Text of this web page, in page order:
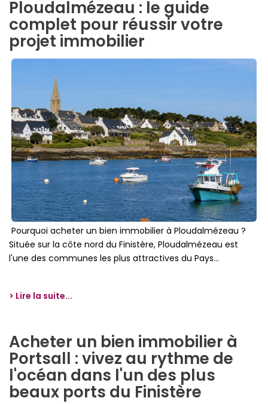
Ploudalmézeau : le guide
complet pour réussir votre
projet immobilier
Pourquoi acheter un bien immobilier à Ploudalmézeau ?
Située sur la côte nord du Finistère, Ploudalmézeau est
l'une des communes les plus attractives du Pays...
> Lire la suite...
Acheter un bien immobilier à
Portsall : vivez au rythme de
l'océan dans l'un des plus
beaux ports du Finistère